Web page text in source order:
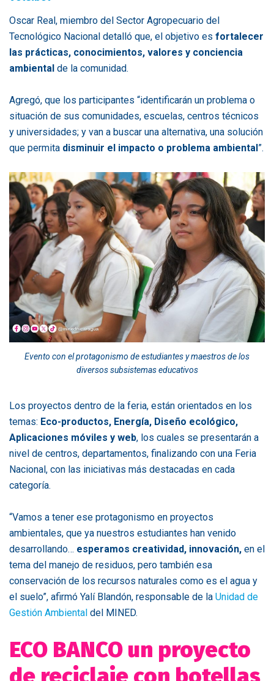
Oscar Real, miembro del Sector Agropecuario del
Tecnológico Nacional detalló que, el objetivo es fortalecer
las prácticas, conocimientos, valores y conciencia
ambiental de la comunidad.
Agregó, que los participantes “identificarán un problema o
situación de sus comunidades, escuelas, centros técnicos
y universidades; y van a buscar una alternativa, una solución
que permita disminuir el impacto o problema ambiental”.
Evento con el protagonismo de estudiantes y maestros de los
diversos subsistemas educativos
Los proyectos dentro de la feria, están orientados en los
temas: Eco-productos, Energía, Diseño ecológico,
Aplicaciones móviles y web, los cuales se presentarán a
nivel de centros, departamentos, finalizando con una Feria
Nacional, con las iniciativas más destacadas en cada
categoría.
“Vamos a tener ese protagonismo en proyectos
ambientales, que ya nuestros estudiantes han venido
desarrollando… esperamos creatividad, innovación, en el
tema del manejo de residuos, pero también esa
conservación de los recursos naturales como es el agua y
el suelo”, afirmó Yalí Blandón, responsable de la Unidad de
Gestión Ambiental del MINED.
ECO BANCO un proyecto